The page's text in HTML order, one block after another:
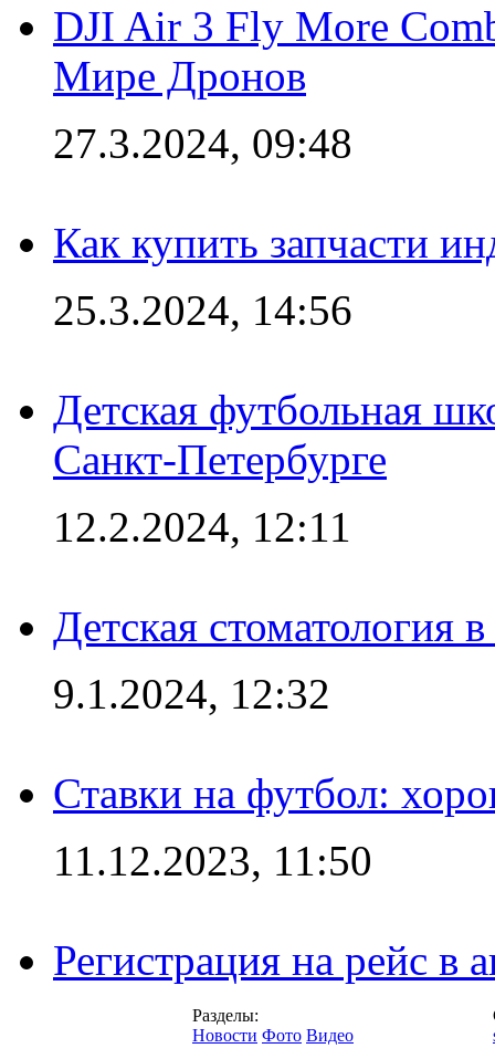
DJI Air 3 Fly More
Мире Дронов
27.3.2024, 09:48
Как купить запчасти
25.3.2024, 14:56
Детская футбольная
Санкт-Петербурге
12.2.2024, 12:11
Детская стоматология
9.1.2024, 12:32
Ставки на футбол:
11.12.2023, 11:50
Регистрация на рейс в
Разделы:
Новости Фото Видео